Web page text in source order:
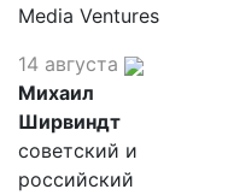
Media Ventures
14 августа
Михаил
Ширвиндт
советский и
российский